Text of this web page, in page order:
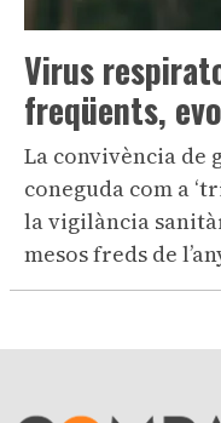
Virus
freqüents,
La convivència de
coneguda com a
la vigilància
mesos freds de